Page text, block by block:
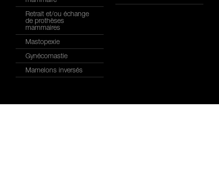
Retrait et/ou échange
de prothèses
mammaires
Mastopexie
Gynécomastie
Mamelons inversés